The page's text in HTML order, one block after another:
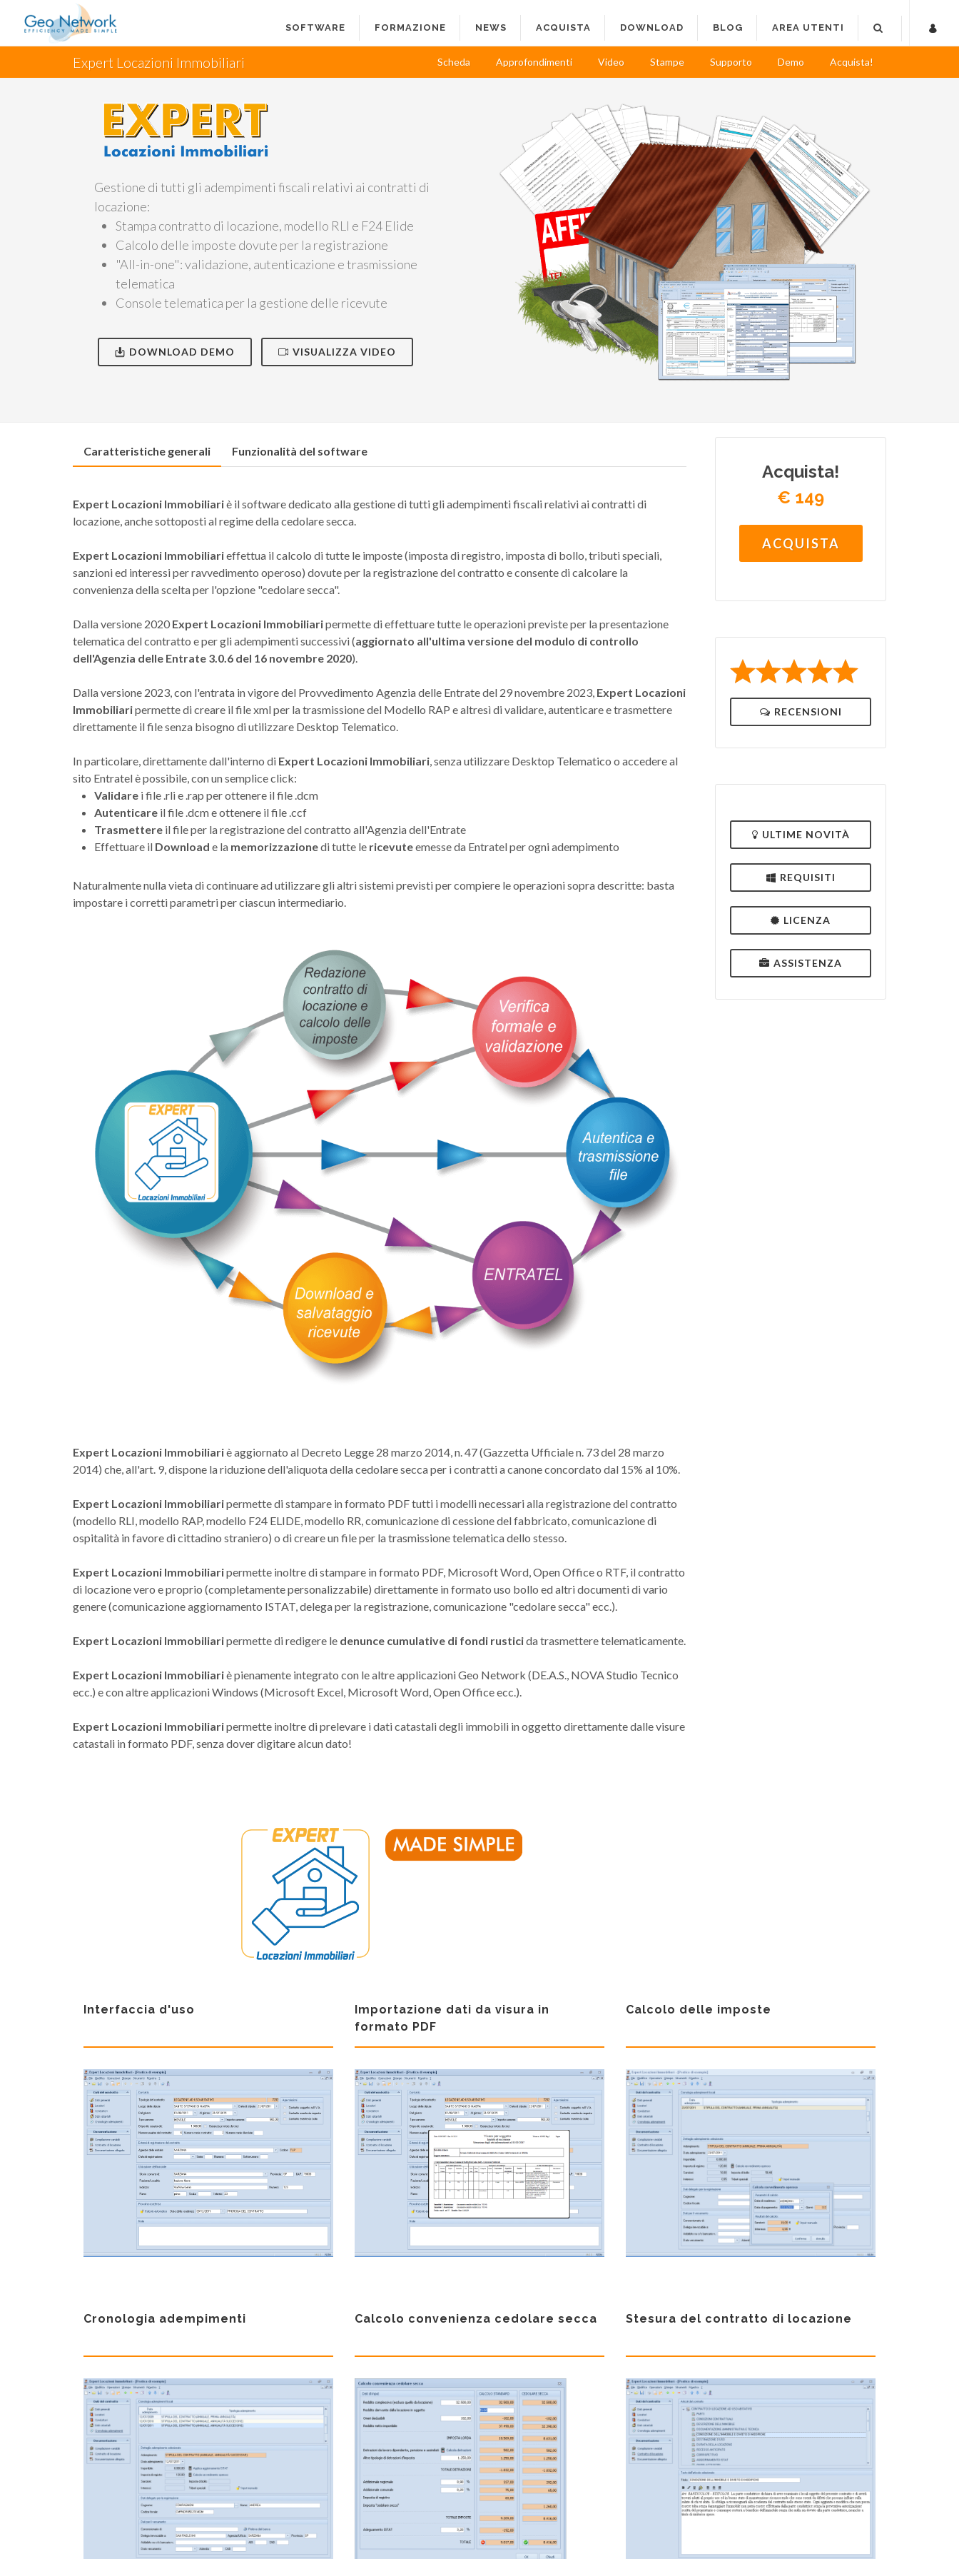
SOFTWARE FORMAZIONE NEWS ACQUISTA DOWNLOAD BLOG AREA UTENTI
Expert Locazioni Immobiliari Scheda Approfondimenti Video Stampe Supporto Demo Acquista!
Gestione di tutti gli adempimenti fiscali relativi ai contratti di
locazione:
Stampa contratto di locazione, modello RLI e F24 Elide
Calcolo delle imposte dovute per la registrazione
"All-in-one": validazione, autenticazione e trasmissione
telematica
Console telematica per la gestione delle ricevute
DOWNLOAD DEMO VISUALIZZA VIDEO
Caratteristiche generali Funzionalità del software
Expert Locazioni Immobiliariè il software dedicato alla gestione di tutti gli adempimenti fiscali relativi ai contratti di
locazione, anche sottoposti al regime della cedolare secca.
Expert Locazioni Immobiliarieffettua il calcolo di tutte le imposte (imposta di registro, imposta di bollo, tributi speciali,
sanzioni ed interessi per ravvedimento operoso) dovute per la registrazione del contratto e consente di calcolare la
convenienza della scelta per l'opzione "cedolare secca".
Dalla versione 2020 Expert Locazioni Immobiliaripermette di effettuare tutte le operazioni previste per la presentazione
telematica del contratto e per gli adempimenti successivi (aggiornato all'ultima versione del modulo di controllo
dell'Agenzia delle Entrate 3.0.6 del 16 novembre 2020).
Dalla versione 2023, con l'entrata in vigore del Provvedimento Agenzia delle Entrate del 29 novembre 2023, Expert Locazioni
Immobiliaripermette di creare il file xml per la trasmissione del Modello RAP e altresì di validare, autenticare e trasmettere
direttamente il file senza bisogno di utilizzare Desktop Telematico.
In particolare, direttamente dall'interno di Expert Locazioni Immobiliari, senza utilizzare Desktop Telematico o accedere al
sito Entratel è possibile, con un semplice click:
Validare i file .rli e .rap per ottenere il file .dcm
Autenticare il file .dcm e ottenere il file .ccf
Trasmettere il file per la registrazione del contratto all'Agenzia dell'Entrate
Effettuare il Download e la memorizzazionedi tutte le ricevuteemesse da Entratel per ogni adempimento
Naturalmente nulla vieta di continuare ad utilizzare gli altri sistemi previsti per compiere le operazioni sopra descritte: basta
impostare i corretti parametri per ciascun intermediario.
Expert Locazioni Immobiliariè aggiornato al Decreto Legge 28 marzo 2014, n. 47 (Gazzetta Ufficiale n. 73 del 28 marzo
2014) che, all'art. 9, dispone la riduzione dell'aliquota della cedolare secca per i contratti a canone concordato dal 15% al 10%.
Expert Locazioni Immobiliaripermette di stampare in formato PDF tutti i modelli necessari alla registrazione del contratto
(modello RLI, modello RAP, modello F24 ELIDE, modello RR, comunicazione di cessione del fabbricato, comunicazione di
ospitalità in favore di cittadino straniero) o di creare un file per la trasmissione telematica dello stesso.
Expert Locazioni Immobiliaripermette inoltre di stampare in formato PDF, Microsoft Word, Open Office o RTF, il contratto
di locazione vero e proprio (completamente personalizzabile) direttamente in formato uso bollo ed altri documenti di vario
genere (comunicazione aggiornamento ISTAT, delega per la registrazione, comunicazione "cedolare secca" ecc.).
Expert Locazioni Immobiliaripermette di redigere le denunce cumulative di fondi rusticida trasmettere telematicamente.
Expert Locazioni Immobiliariè pienamente integrato con le altre applicazioni Geo Network (DE.A.S., NOVA Studio Tecnico
ecc.) e con altre applicazioni Windows (Microsoft Excel, Microsoft Word, Open Office ecc.).
Expert Locazioni Immobiliaripermette inoltre di prelevare i dati catastali degli immobili in oggetto direttamente dalle visure
catastali in formato PDF, senza dover digitare alcun dato!
Acquista!
€ 149
ACQUISTA
RECENSIONI
ULTIME NOVITÀ
REQUISITI
LICENZA
ASSISTENZA
Interfaccia d'uso
Importazione dati da visura in
formato PDF
Calcolo delle imposte
Cronologia adempimenti Calcolo convenienza cedolare secca Stesura del contratto di locazione